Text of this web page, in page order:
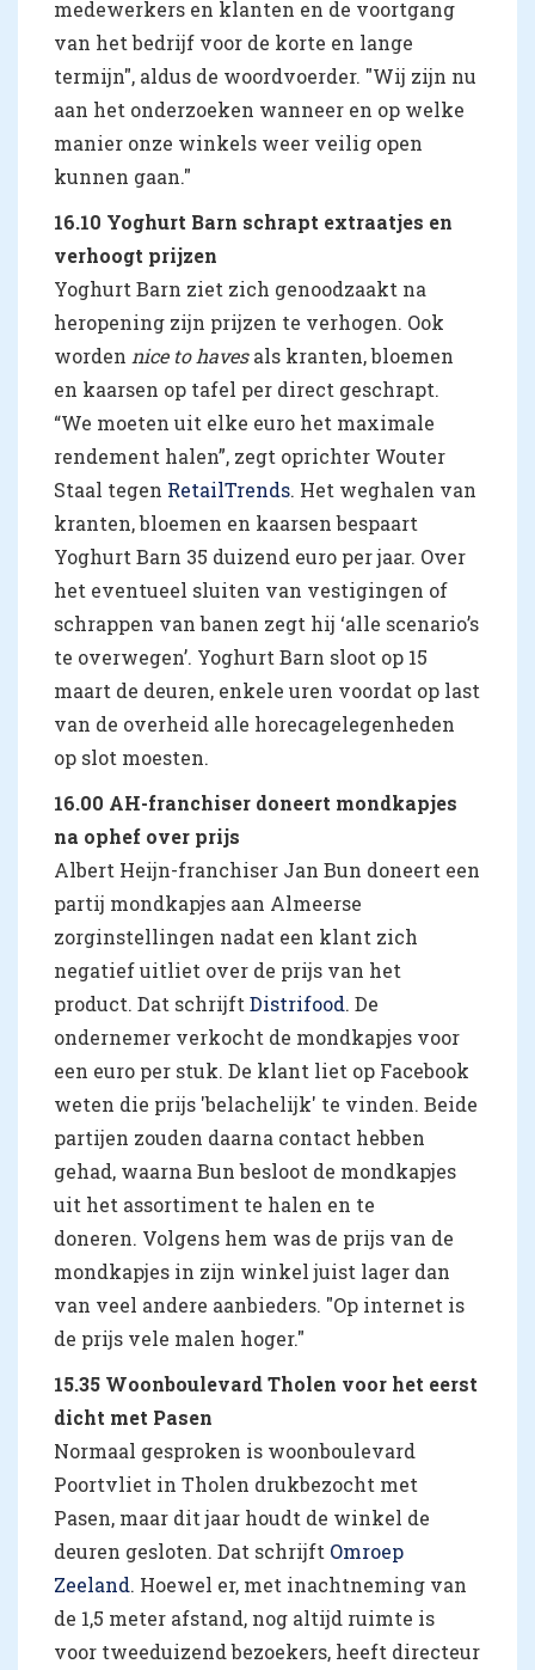
medewerkers en klanten en de voortgang
van het bedrijf voor de korte en lange
termijn", aldus de woordvoerder. "Wij zijn nu
aan het onderzoeken wanneer en op welke
manier onze winkels weer veilig open
kunnen gaan."
16.10 Yoghurt Barn schrapt extraatjes en
verhoogt prijzen
Yoghurt Barn ziet zich genoodzaakt na
heropening zijn prijzen te verhogen. Ook
worden nice to havesals kranten, bloemen
en kaarsen op tafel per direct geschrapt.
“We moeten uit elke euro het maximale
rendement halen”, zegt oprichter Wouter
Staal tegen RetailTrends. Het weghalen van
kranten, bloemen en kaarsen bespaart
Yoghurt Barn 35 duizend euro per jaar. Over
het eventueel sluiten van vestigingen of
schrappen van banen zegt hij ‘alle scenario’s
te overwegen’. Yoghurt Barn sloot op 15
maart de deuren, enkele uren voordat op last
van de overheid alle horecagelegenheden
op slot moesten.
16.00 AH-franchiser doneert mondkapjes
na ophef over prijs
Albert Heijn-franchiser Jan Bun doneert een
partij mondkapjes aan Almeerse
zorginstellingen nadat een klant zich
negatief uitliet over de prijs van het
product. Dat schrijft Distrifood. De
ondernemer verkocht de mondkapjes voor
een euro per stuk. De klant liet op Facebook
weten die prijs 'belachelijk' te vinden. Beide
partijen zouden daarna contact hebben
gehad, waarna Bun besloot de mondkapjes
uit het assortiment te halen en te
doneren. Volgens hem was de prijs van de
mondkapjes in zijn winkel juist lager dan
van veel andere aanbieders. "Op internet is
de prijs vele malen hoger."
15.35 Woonboulevard Tholen voor het eerst
dicht met Pasen
Normaal gesproken is woonboulevard
Poortvliet in Tholen drukbezocht met
Pasen, maar dit jaar houdt de winkel de
deuren gesloten. Dat schrijft Omroep
Zeeland. Hoewel er, met inachtneming van
de 1,5 meter afstand, nog altijd ruimte is
voor tweeduizend bezoekers, heeft directeur